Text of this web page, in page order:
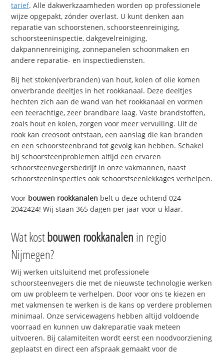
tarief. Alle dakwerkzaamheden worden op professionele
wijze opgepakt, zónder overlast. U kunt denken aan
reparatie van schoorstenen, schoorsteenreiniging,
schoorsteeninspectie, dakgevelreiniging,
dakpannenreiniging, zonnepanelen schoonmaken en
andere reparatie- en inspectiediensten.
Bij het stoken(verbranden) van hout, kolen of olie komen
onverbrande deeltjes in het rookkanaal. Deze deeltjes
hechten zich aan de wand van het rookkanaal en vormen
een teerachtige, zeer brandbare laag. Vaste brandstoffen,
zoals hout en kolen, zorgen voor meer vervuiling. Uit de
rook kan creosoot ontstaan, een aanslag die kan branden
en een schoorsteenbrand tot gevolg kan hebben. Schakel
bij schoorsteenproblemen altijd een ervaren
schoorsteenvegersbedrijf in onze vakmannen, naast
schoorsteeninspecties ook schoorstseenlekkages verhelpen.
Voor bouwen rookkanalen belt u deze ochtend 024-
2042424! Wij staan 365 dagen per jaar voor u klaar.
Wat kostbouwen rookkanalen in regio
Nijmegen?
Wij werken uitsluitend met professionele
schoorsteenvegers die met de nieuwste technologie werken
om uw probleem te verhelpen. Door voor ons te kiezen en
met vakmensen te werken is de kans op verdere problemen
minimaal. Onze servicewagens hebben altijd voldoende
voorraad en kunnen uw dakreparatie vaak meteen
uitvoeren. Bij calamiteiten wordt eerst een noodvoorziening
geplaatst en direct een afspraak gemaakt voor de